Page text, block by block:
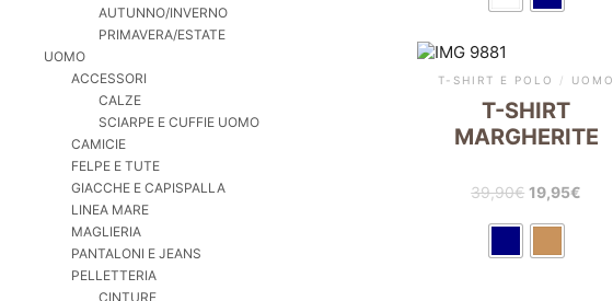
T-SHIRT E POLO / UOMO
T-SHIRT
MARGHERITE
39,90€ 19,95€
AUTUNNO/INVERNO
PRIMAVERA/ESTATE
UOMO
ACCESSORI
CALZE
SCIARPE E CUFFIE UOMO
CAMICIE
FELPE E TUTE
GIACCHE E CAPISPALLA
LINEA MARE
MAGLIERIA
PANTALONI E JEANS
PELLETTERIA
CINTURE